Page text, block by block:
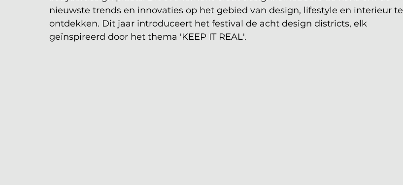
nieuwste trends en innovaties op het gebied van design, lifestyle en interieur te
ontdekken. Dit jaar introduceert het festival de acht design districts, elk
geïnspireerd door het thema 'KEEP IT REAL'.